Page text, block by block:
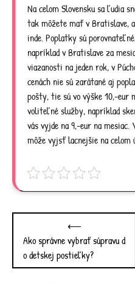
Na celom Slovensku sa ľudia
tak môžete mať v Bratislave,
inde. Poplatky sú
napríklad v Bratislave za
viazanosti na jeden rok, v
cenách nie sú zarátané aj
pošty, tie sú vo výške 10,-eur
voliteľné služby, napríklad
vás vyjde na 9,-eur na
môže vyjsť lacnejšie na celom
navigation
⟵
Ako správne vybrať súpravu d
o detskej postieľky?